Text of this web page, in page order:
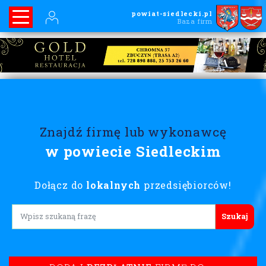
powiat-siedlecki.pl
Baza firm
Znajdź firmę lub wykonawcę
w powiecie Siedleckim
Dołącz do lokalnych przedsiębiorców!
Lorem ipsum